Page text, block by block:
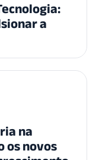
a
na
os novos